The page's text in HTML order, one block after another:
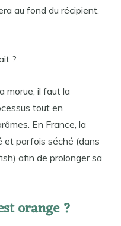
au fond du récipient.
?
morue, il faut la
tout en
En France, la
et parfois séché (dans
afin de prolonger sa
orange ?